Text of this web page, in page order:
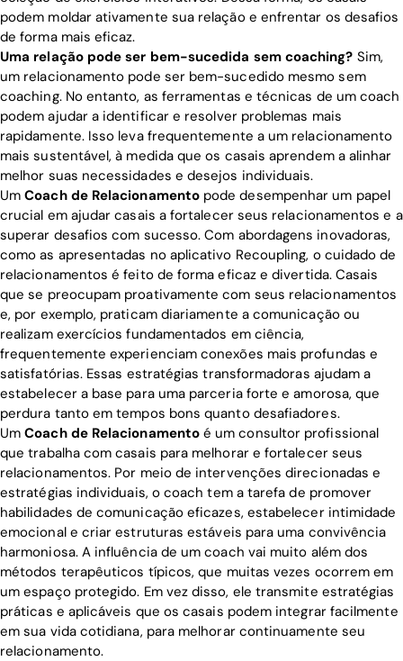
podem moldar ativamente sua relação e enfrentar os desafios
de forma mais eficaz.
Uma relação pode ser bem-sucedida sem coaching? Sim,
um relacionamento pode ser bem-sucedido mesmo sem
coaching. No entanto, as ferramentas e técnicas de um coach
podem ajudar a identificar e resolver problemas mais
rapidamente. Isso leva frequentemente a um relacionamento
mais sustentável, à medida que os casais aprendem a alinhar
melhor suas necessidades e desejos individuais.
UmCoach de Relacionamentopode desempenhar um papel
crucial em ajudar casais a fortalecer seus relacionamentos e a
superar desafios com sucesso. Com abordagens inovadoras,
como as apresentadas no aplicativo Recoupling, o cuidado de
relacionamentos é feito de forma eficaz e divertida. Casais
que se preocupam proativamente com seus relacionamentos
e, por exemplo, praticam diariamente a comunicação ou
realizam exercícios fundamentados em ciência,
frequentemente experienciam conexões mais profundas e
satisfatórias. Essas estratégias transformadoras ajudam a
estabelecer a base para uma parceria forte e amorosa, que
perdura tanto em tempos bons quanto desafiadores.
UmCoach de Relacionamentoé um consultor profissional
que trabalha com casais para melhorar e fortalecer seus
relacionamentos. Por meio de intervenções direcionadas e
estratégias individuais, o coach tem a tarefa de promover
habilidades de comunicação eficazes, estabelecer intimidade
emocional e criar estruturas estáveis para uma convivência
harmoniosa. A influência de um coach vai muito além dos
métodos terapêuticos típicos, que muitas vezes ocorrem em
um espaço protegido. Em vez disso, ele transmite estratégias
práticas e aplicáveis que os casais podem integrar facilmente
em sua vida cotidiana, para melhorar continuamente seu
relacionamento.